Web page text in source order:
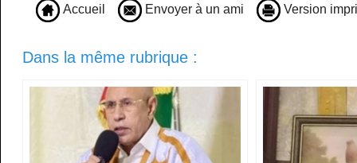
Accueil Envoyer à un ami Version
Dans la même rubrique :